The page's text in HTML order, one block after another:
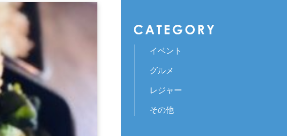
イベント
グルメ
レジャー
その他